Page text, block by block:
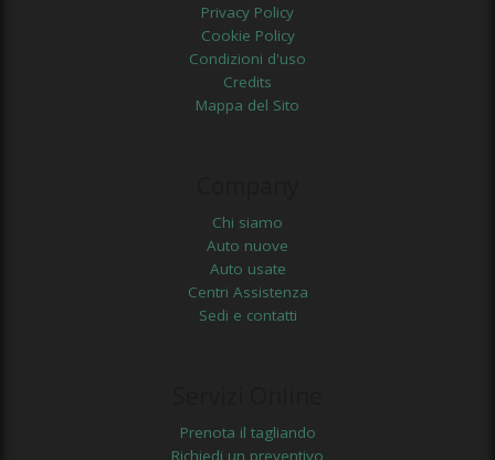
Privacy Policy
Cookie Policy
Condizioni d'uso
Credits
Mappa del Sito
Chi siamo
Auto nuove
Auto usate
Centri Assistenza
Sedi e contatti
Prenota il tagliando
Richiedi un preventivo